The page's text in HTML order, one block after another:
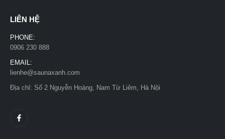
LIÊN HỆ
PHONE:
0906 230 888
EMAIL:
lienhe@saunaxanh.com
Địa chỉ: Số 2 Nguyễn Hoàng, Nam Từ Liêm, Hà Nội